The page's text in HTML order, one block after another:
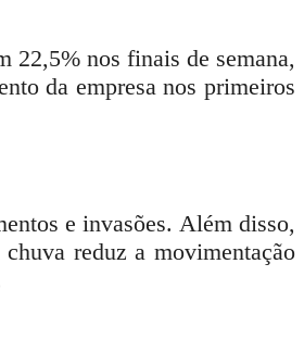
22,5% nos finais de semana,
da empresa nos primeiros
e invasões. Além disso,
chuva reduz a movimentação